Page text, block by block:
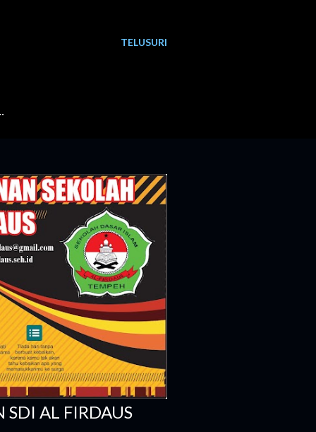
TELUSURI
AL FIRDAUS